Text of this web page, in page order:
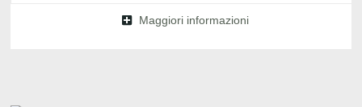
Maggiori informazioni